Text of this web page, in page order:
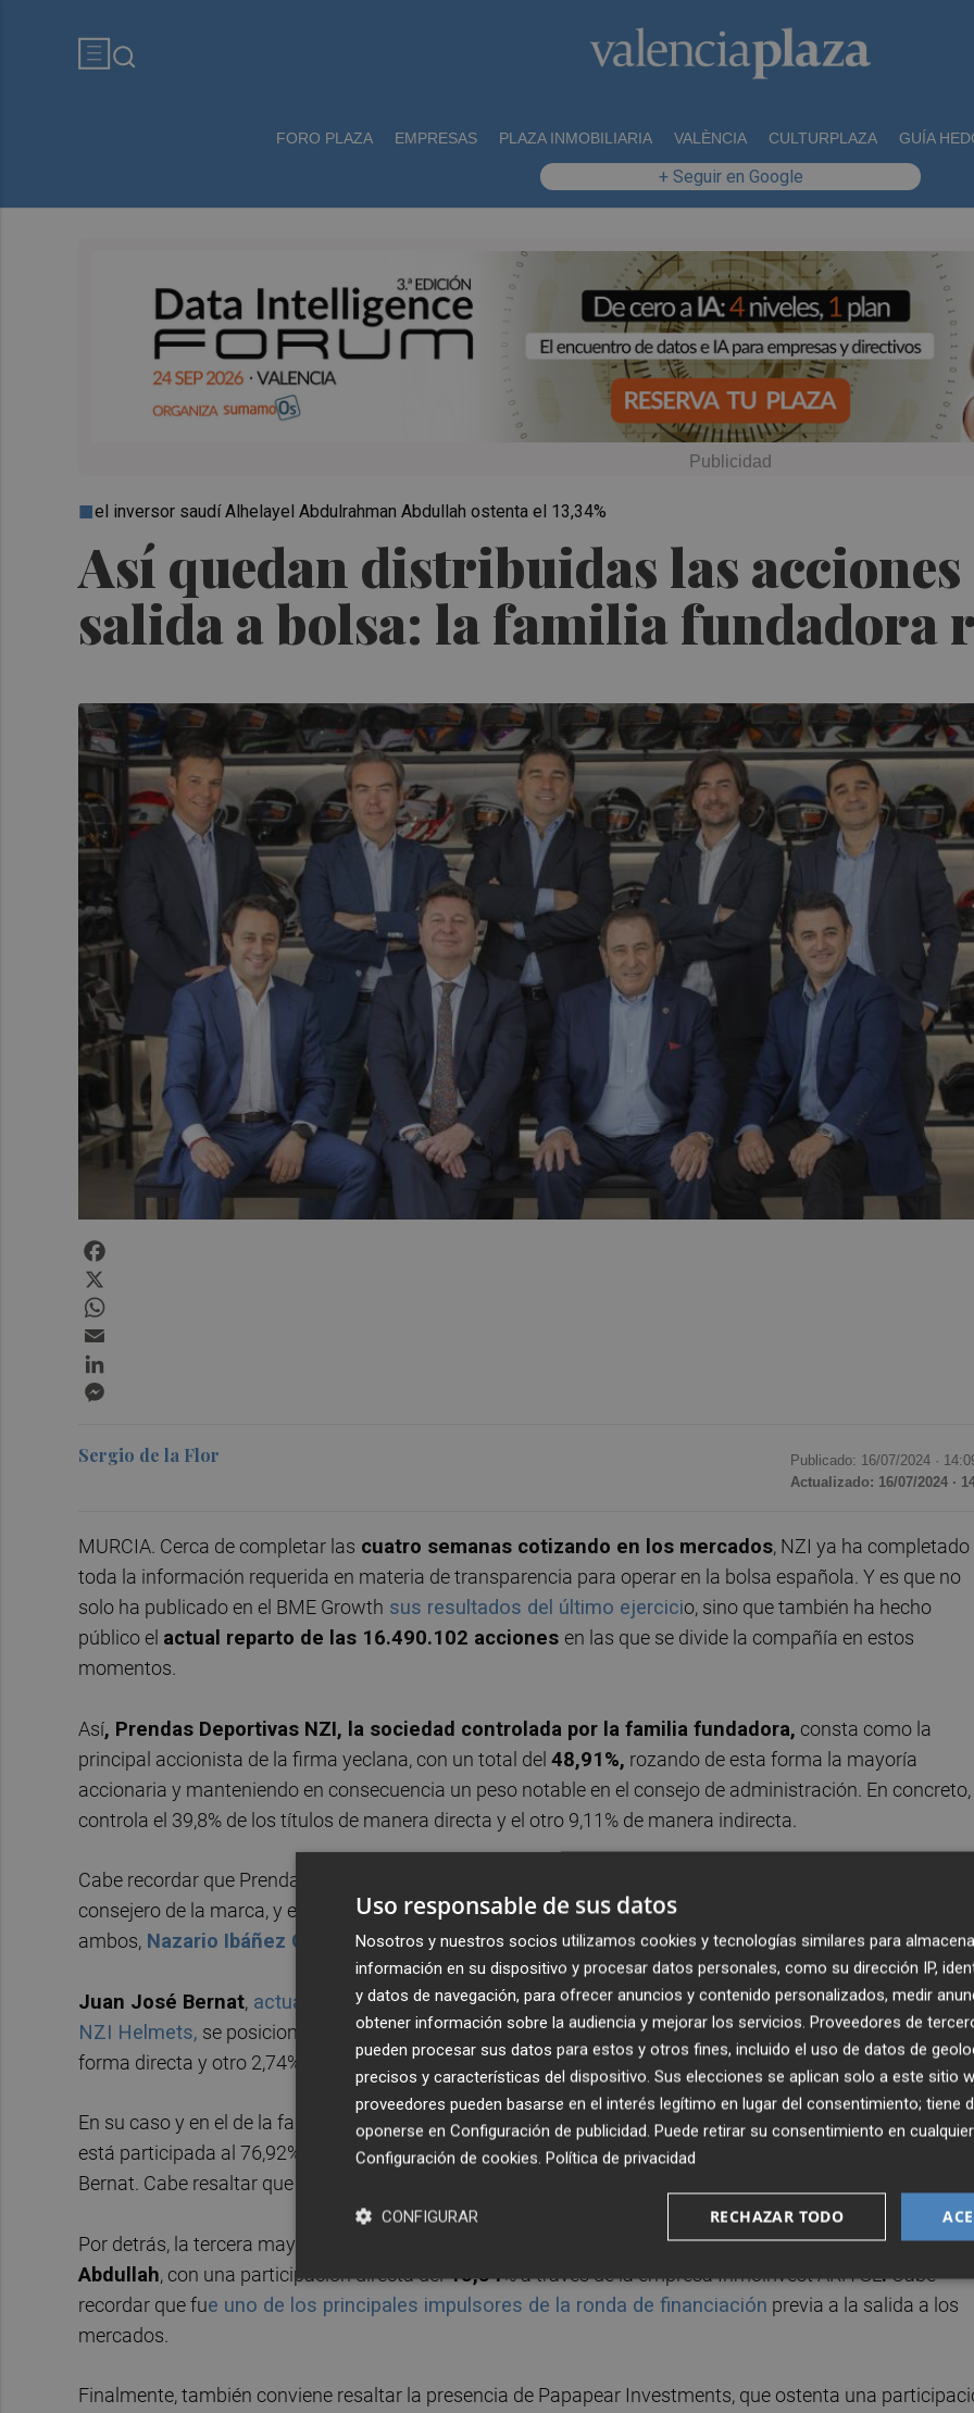
FORO PLAZA EMPRESAS PLAZA INMOBILIARIA VALÈNCIA CULTURPLAZA GUÍA
+ Seguir en Google
Así quedan distribuidas las
salida a bolsa: la familia fundadora
el inversor saudí Alhelayel Abdulrahman Abdullah ostenta el 13,34%
Sergio de la Flor Publicado: 16/07/2024 ·
Actualizado: 16/07/2024 ·
MURCIA. Cerca de completar las cuatro semanas cotizando en los mercados, NZI ya ha completado
toda la información requerida en materia de transparencia para operar en la bolsa española. Y es que no
solo ha publicado en el BME Growth sus resultados del último ejercicio, sino que también ha hecho
público el actual reparto de las 16.490.102 acciones en las que se divide la compañía en estos
momentos.
Así, Prendas Deportivas NZI, la sociedad controlada por la familia fundadora, consta como la
principal accionista de la firma yeclana, con un total del 48,91%, rozando de esta forma la mayoría
accionaria y manteniendo en consecuencia un peso notable en el consejo de administración. En concreto,
controla el 39,8% de los títulos de manera directa y el otro 9,11% de manera indirecta.
Cabe recordar que Prendas Deportivas NZI está participada al 90% por
consejero de la marca, y en otro 10% porManuela Ortín Díaz,casados ambos en gananciales. El hijo de
ambos, Nazario Ibáñez Ortín, es el actual director general de la empresa.
Juan José Bernat, actual director comercial y un perfil "muy involucrado" en la dirección general de
NZI Helmets, se posiciona como el segundo mayor accionista con un 11,94% de los títulos ostentados
forma directa y otro 2,74% de manera indirecta, lo que suma un14,68%en total.
En su caso y en el de la familia fundadora, la presencia indirecta corresponde a la sociedadAniresol, que
está participada al 76,92% por Prendas Deportivas NZI y al 23,08% restante por la sociedad de Juan José
Bernat. Cabe resaltar que esta cabecera cuenta con una presencia del 11,94%.
Por detrás, la tercera mayor concentración accionarial pertenece al inversor saudíAlhelayel
Abdullah, con una participación directa del13,34% a través de la empresa Inmoinvest ARH SL.Cabe
recordar que fue uno de los principales impulsores de la ronda de financiación previa a la salida a los
mercados.
Finalmente, también conviene resaltar la presencia de Papapear Investments, que ostenta una
Uso responsable de sus datos
Nosotros y nuestros socios utilizamos cookies y tecnologías similares para
información en su dispositivo y procesar datos personales, como su dirección IP,
y datos de navegación, para ofrecer anuncios y contenido personalizados, medir
obtener información sobre la audiencia y mejorar los servicios. Proveedores de
pueden procesar sus datos para estos y otros fines, incluido el uso de datos de
precisos y características del dispositivo. Sus elecciones se aplican solo a este sitio
proveedores pueden basarse en el interés legítimo en lugar del consentimiento; tiene
oponerse en Configuración de publicidad. Puede retirar su consentimiento en
Configuración de cookies. Política de privacidad
RECHAZAR TODO
CONFIGURAR